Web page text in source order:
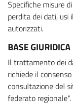
Specifiche misure
perdita dei dati,
autorizzati.
BASE
Il trattamento dei
richiede il
consultazione del
federato regionale".